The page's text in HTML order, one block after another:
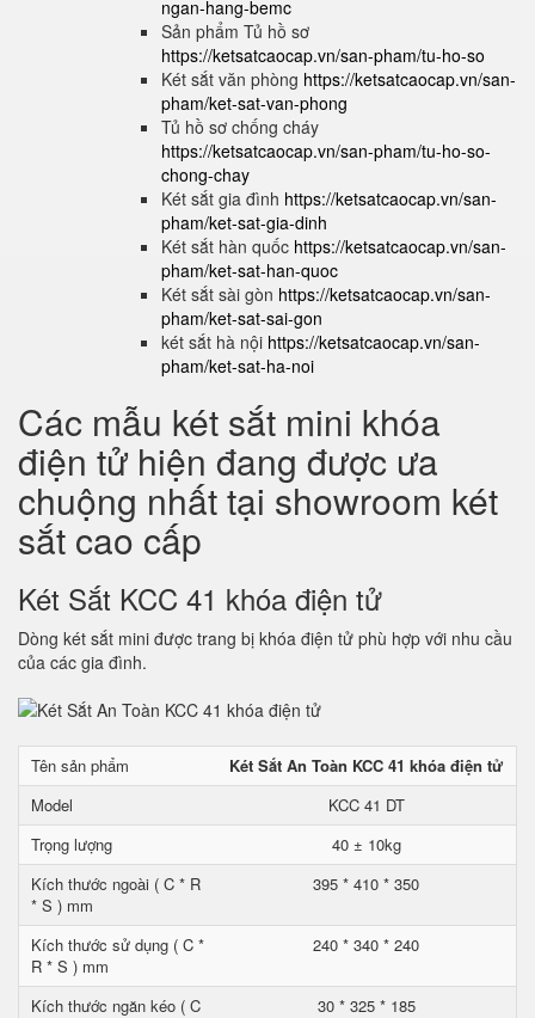
ngan-hang-bemc
Sản phẩm Tủ hồ sơ
https://ketsatcaocap.vn/san-pham/tu-ho-so
Két sắt văn phòng https://ketsatcaocap.vn/san-
pham/ket-sat-van-phong
Tủ hồ sơ chống cháy
https://ketsatcaocap.vn/san-pham/tu-ho-so-
chong-chay
Két sắt gia đình https://ketsatcaocap.vn/san-
pham/ket-sat-gia-dinh
Két sắt hàn quốc https://ketsatcaocap.vn/san-
pham/ket-sat-han-quoc
Két sắt sài gòn https://ketsatcaocap.vn/san-
pham/ket-sat-sai-gon
két sắt hà nội https://ketsatcaocap.vn/san-
pham/ket-sat-ha-noi
Các mẫu két sắt mini khóa
điện tử hiện đang được ưa
chuộng nhất tại showroom két
sắt cao cấp
Két Sắt KCC 41 khóa điện tử
Dòng két sắt mini được trang bị khóa điện tử phù hợp với nhu cầu
của các gia đình.
Tên sản phẩm
Két Sắt An Toàn KCC 41 khóa điện tử
Model
KCC 41 DT
Trọng lượng
40 ± 10kg
Kích thước ngoài ( C * R
* S ) mm
395 * 410 * 350
Kích thước sử dụng ( C *
R * S ) mm
240 * 340 * 240
Kích thước ngăn kéo ( C
30 * 325 * 185